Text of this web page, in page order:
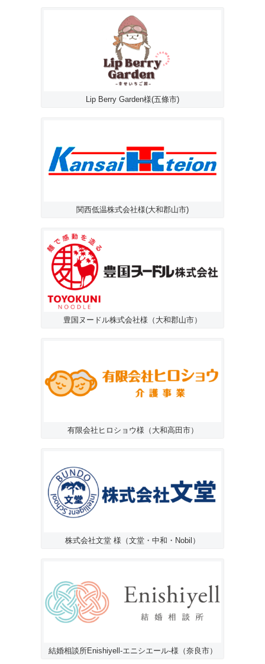
Lip Berry Garden様(五條市)
関西低温株式会社様(大和郡山市)
豊国ヌードル株式会社様（大和郡山市）
有限会社ヒロショウ様（大和高田市）
株式会社文堂 様（文堂・中和・Nobil）
結婚相談所Enishiyell-エニシエール-様（奈良市）